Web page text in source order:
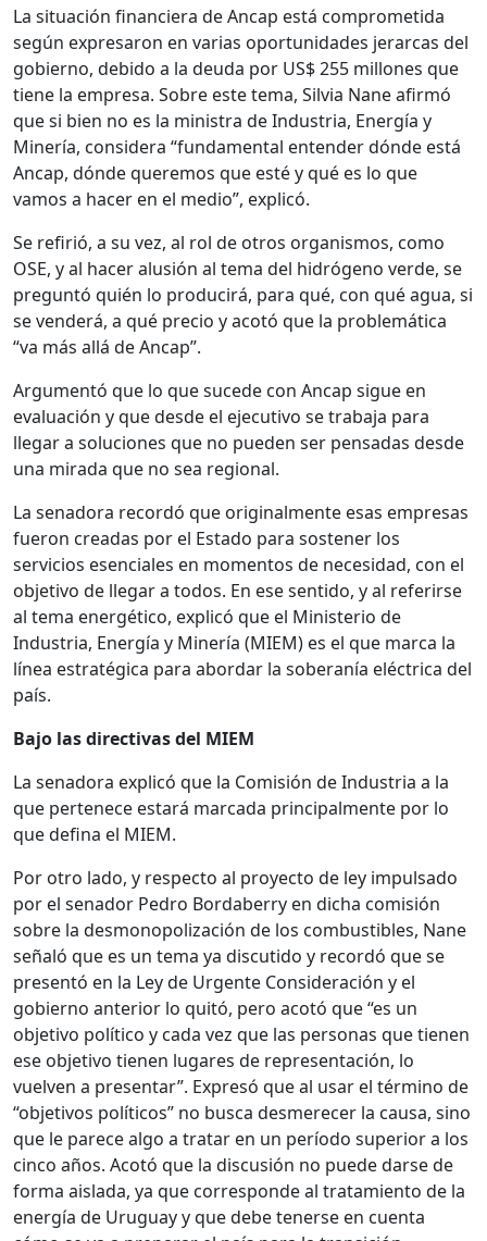
La situación financiera de Ancap está comprometida
según expresaron en varias oportunidades jerarcas del
gobierno, debido a la deuda por US$ 255 millones que
tiene la empresa. Sobre este tema, Silvia Nane afirmó
que si bien no es la ministra de Industria, Energía y
Minería, considera “fundamental entender dónde está
Ancap, dónde queremos que esté y qué es lo que
vamos a hacer en el medio”, explicó.
Se refirió, a su vez, al rol de otros organismos, como
OSE, y al hacer alusión al tema del hidrógeno verde, se
preguntó quién lo producirá, para qué, con qué agua, si
se venderá, a qué precio y acotó que la problemática
“va más allá de Ancap”.
Argumentó que lo que sucede con Ancap sigue en
evaluación y que desde el ejecutivo se trabaja para
llegar a soluciones que no pueden ser pensadas desde
una mirada que no sea regional.
La senadora recordó que originalmente esas empresas
fueron creadas por el Estado para sostener los
servicios esenciales en momentos de necesidad, con el
objetivo de llegar a todos. En ese sentido, y al referirse
al tema energético, explicó que el Ministerio de
Industria, Energía y Minería (MIEM) es el que marca la
línea estratégica para abordar la soberanía eléctrica del
país.
Bajo las directivas del MIEM
La senadora explicó que la Comisión de Industria a la
que pertenece estará marcada principalmente por lo
que defina el MIEM.
Por otro lado, y respecto al proyecto de ley impulsado
por el senador Pedro Bordaberry en dicha comisión
sobre la desmonopolización de los combustibles, Nane
señaló que es un tema ya discutido y recordó que se
presentó en la Ley de Urgente Consideración y el
gobierno anterior lo quitó, pero acotó que “es un
objetivo político y cada vez que las personas que tienen
ese objetivo tienen lugares de representación, lo
vuelven a presentar”. Expresó que al usar el término de
“objetivos políticos” no busca desmerecer la causa, sino
que le parece algo a tratar en un período superior a los
cinco años. Acotó que la discusión no puede darse de
forma aislada, ya que corresponde al tratamiento de la
energía de Uruguay y que debe tenerse en cuenta